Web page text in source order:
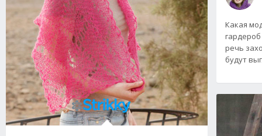
Какая
речь
будут